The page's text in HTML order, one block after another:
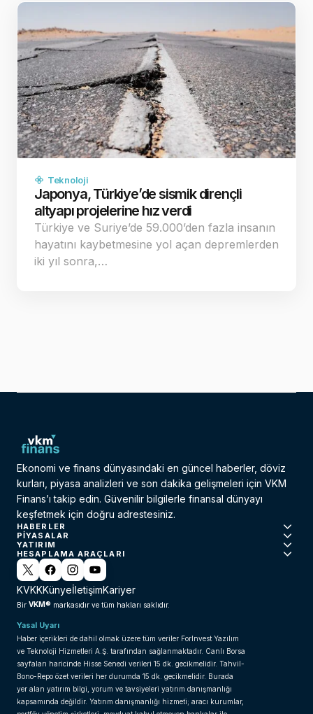
Teknoloji
Japonya, Türkiye’de sismik dirençli
altyapı projelerine hız verdi
Türkiye ve Suriye’de 59.000’den fazla insanın
hayatını kaybetmesine yol açan depremlerden
iki yıl sonra,…
Ekonomi ve finans dünyasındaki en güncel haberler, döviz
kurları, piyasa analizleri ve son dakika gelişmeleri için VKM
Finans’ı takip edin. Güvenilir bilgilerle finansal dünyayı
keşfetmek için doğru adrestesiniz.
HABERLER
PIYASALAR
YATIRIM
HESAPLAMA ARAÇLARI
KVKKKünyeİletişimKariyer
Bir VKM® markasıdır ve tüm hakları saklıdır.
Yasal Uyarı
Haber içerikleri de dahil olmak üzere tüm veriler ForInvest Yazılım
ve Teknoloji Hizmetleri A.Ş. tarafından sağlanmaktadır. Canlı Borsa
sayfaları haricinde Hisse Senedi verileri 15 dk. gecikmelidir. Tahvil-
Bono-Repo özet verileri her durumda 15 dk. gecikmelidir. Burada
yer alan yatırım bilgi, yorum ve tavsiyeleri yatırım danışmanlığı
kapsamında değildir. Yatırım danışmanlığı hizmeti; aracı kurumlar,